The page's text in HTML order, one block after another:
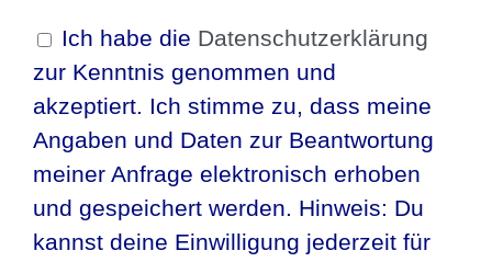
Ich habe die Datenschutzerklärung
zur Kenntnis genommen und
akzeptiert. Ich stimme zu, dass meine
Angaben und Daten zur Beantwortung
meiner Anfrage elektronisch erhoben
und gespeichert werden. Hinweis: Du
kannst deine Einwilligung jederzeit für